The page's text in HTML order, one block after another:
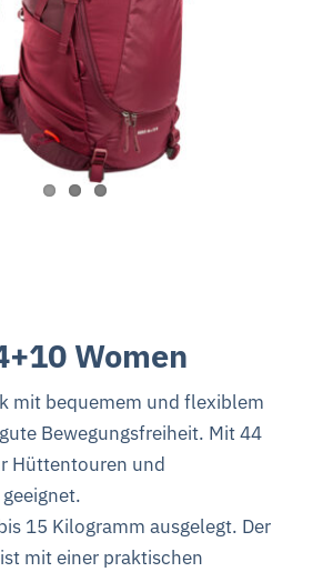
Women
mit bequemem und flexiblem
Bewegungsfreiheit. Mit 44
Hüttentouren und
15 Kilogramm ausgelegt. Der
mit einer praktischen